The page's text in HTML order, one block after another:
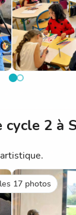
2 à
17 photos